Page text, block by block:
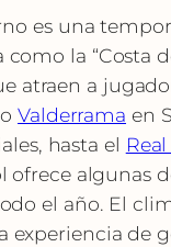
es una
la “Costa
atraen a
Valderrama en
hasta el
ofrece algunas
el año. El
experiencia de